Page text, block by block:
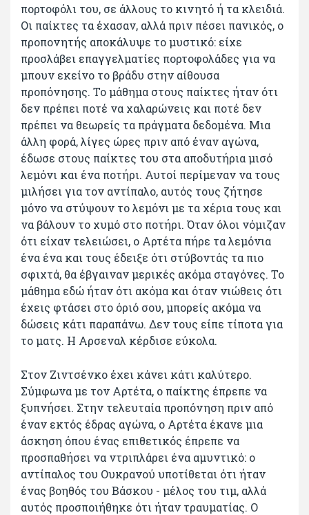
πορτοφόλι του, σε άλλους το κινητό ή τα κλειδιά.
Οι παίκτες τα έχασαν, αλλά πριν πέσει πανικός, ο
προπονητής αποκάλυψε το μυστικό: είχε
προσλάβει επαγγελματίες πορτοφολάδες για να
μπουν εκείνο το βράδυ στην αίθουσα
προπόνησης. Το μάθημα στους παίκτες ήταν ότι
δεν πρέπει ποτέ να χαλαρώνεις και ποτέ δεν
πρέπει να θεωρείς τα πράγματα δεδομένα. Μια
άλλη φορά, λίγες ώρες πριν από έναν αγώνα,
έδωσε στους παίκτες του στα αποδυτήρια μισό
λεμόνι και ένα ποτήρι. Αυτοί περίμεναν να τους
μιλήσει για τον αντίπαλο, αυτός τους ζήτησε
μόνο να στύψουν το λεμόνι με τα χέρια τους και
να βάλουν το χυμό στο ποτήρι. Όταν όλοι νόμιζαν
ότι είχαν τελειώσει, ο Αρτέτα πήρε τα λεμόνια
ένα ένα και τους έδειξε ότι στύβοντάς τα πιο
σφιχτά, θα έβγαιναν μερικές ακόμα σταγόνες. Το
μάθημα εδώ ήταν ότι ακόμα και όταν νιώθεις ότι
έχεις φτάσει στο όριό σου, μπορείς ακόμα να
δώσεις κάτι παραπάνω. Δεν τους είπε τίποτα για
το ματς. Η Αρσεναλ κέρδισε εύκολα.
Στον Ζιντσένκο έχει κάνει κάτι καλύτερο.
Σύμφωνα με τον Αρτέτα, ο παίκτης έπρεπε να
ξυπνήσει. Στην τελευταία προπόνηση πριν από
έναν εκτός έδρας αγώνα, ο Αρτέτα έκανε μια
άσκηση όπου ένας επιθετικός έπρεπε να
προσπαθήσει να ντριπλάρει ένα αμυντικό: ο
αντίπαλος του Ουκρανού υποτίθεται ότι ήταν
ένας βοηθός του Βάσκου - μέλος του τιμ, αλλά
αυτός προσποιήθηκε ότι ήταν τραυματίας. Ο